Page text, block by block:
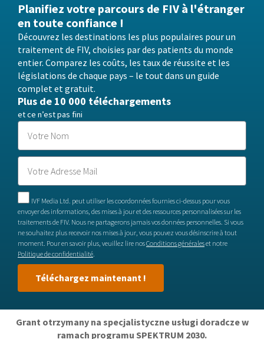
Planifiez votre parcours de FIV à l'étranger
en toute confiance !
Découvrez les destinations les plus populaires pour un
traitement de FIV, choisies par des patients du monde
entier. Comparez les coûts, les taux de réussite et les
législations de chaque pays – le tout dans un guide
complet et gratuit.
Plus de 10 000 téléchargements
et ce n’est pas fini
IVF Media Ltd. peut utiliser les coordonnées fournies ci-dessus pour vous
envoyer des informations, des mises à jour et des ressources personnalisées sur les
traitements de FIV. Nous ne partagerons jamais vos données personnelles. Si vous
ne souhaitez plus recevoir nos mises à jour, vous pouvez vous désinscrire à tout
moment. Pour en savoir plus, veuillez lire nosConditions généraleset notre
Politique de confidentialité
Téléchargez maintenant !
Grant otrzymany na specjalistyczne usługi doradcze w
ramach programu SPEKTRUM 2030.